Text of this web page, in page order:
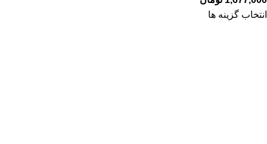
انتخاب گزینه ها